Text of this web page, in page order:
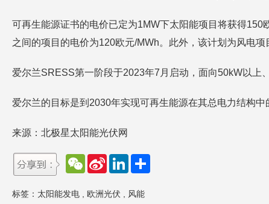
可再生能源证书的电价已定为1MW下太阳能项目将获得
之间的项目的电价为120欧元/MWh。此外，该计划为风电项
爱尔兰SRESS第一阶段于2023年7月启动，面向50kW以上
爱尔兰的目标是到2030年实现可再生能源在其总电力结构
来源：北极星太阳能光伏网
W
e
a
S
a
W
L
e
标签： 太阳能发电 欧洲光伏 风能